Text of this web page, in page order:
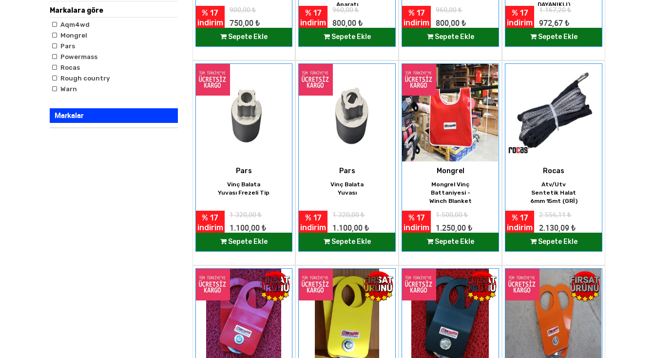
Markalara göre
Aqm4wd
Mongrel
Pars
Powermass
Rocas
Rough country
Warn
Markalar
% 17
indirim
900,00₺
750,00₺
Sepete Ekle
Aparatı
% 17
indirim
960,00₺
800,00 ₺
Sepete Ekle
% 17
indirim
960,00₺
800,00 ₺
Sepete Ekle
DAYANIKLI)
% 17
indirim
1.167,20₺
972,67 ₺
Sepete Ekle
Pars
Vinç Balata
Yuvası Frezeli Tip
% 17
indirim
1.320,00₺
1.100,00₺
Sepete Ekle
Pars
Vinç Balata
Yuvası
% 17
indirim
1.320,00₺
1.100,00 ₺
Sepete Ekle
Mongrel
Mongrel Vinç
Battaniyesi -
Winch Blanket
% 17
indirim
1.500,00₺
1.250,00 ₺
Sepete Ekle
Rocas
Atv/Utv
Sentetik Halat
6mm 15mt (GRİ)
% 17
indirim
2.556,11₺
2.130,09 ₺
Sepete Ekle